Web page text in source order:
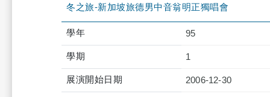
冬之旅-新加坡旅德男中音翁明正獨唱會
學年 95
學期 1
展演開始日期 2006-12-30